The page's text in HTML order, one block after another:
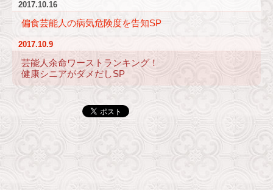
2017.10.16
偏食芸能人の病気危険度を告知SP
2017.10.9
芸能人余命ワーストランキング！
健康シニアがダメだしSP